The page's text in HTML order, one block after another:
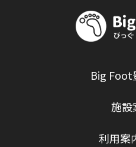
Big Foot
施設
利用案